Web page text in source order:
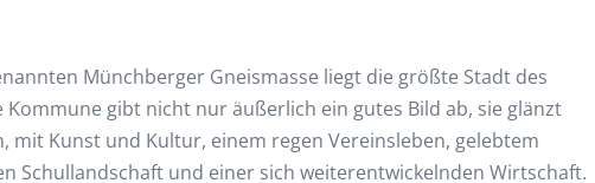
Münchberger Gneismasse liegt die größte Stadt des
Kommune gibt nicht nur äußerlich ein gutes Bild ab, sie glänzt
mit Kunst und Kultur, einem regen Vereinsleben, gelebtem
Schullandschaft und einer sich weiterentwickelnden Wirtschaft.